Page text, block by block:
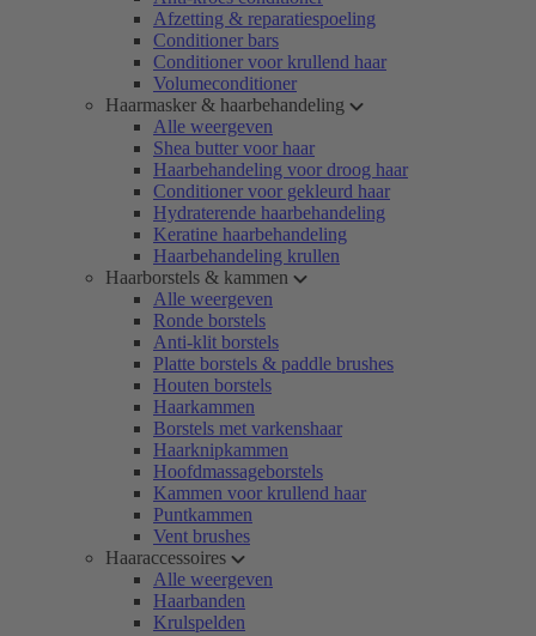
Afzetting & reparatiespoeling
Conditioner bars
Conditioner voor krullend haar
Volumeconditioner
Haarmasker & haarbehandeling
Alle weergeven
Shea butter voor haar
Haarbehandeling voor droog haar
Conditioner voor gekleurd haar
Hydraterende haarbehandeling
Keratine haarbehandeling
Haarbehandeling krullen
Haarborstels & kammen
Alle weergeven
Ronde borstels
Anti-klit borstels
Platte borstels & paddle brushes
Houten borstels
Haarkammen
Borstels met varkenshaar
Haarknipkammen
Hoofdmassageborstels
Kammen voor krullend haar
Puntkammen
Vent brushes
Haaraccessoires
Alle weergeven
Haarbanden
Krulspelden